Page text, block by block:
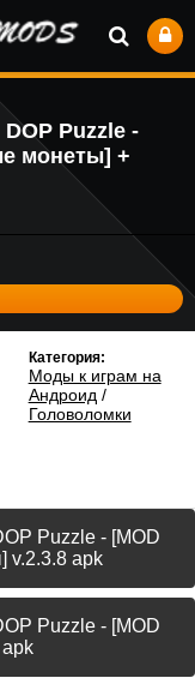
Puzzle -
монеты] +
Категория:
Моды к играм на
Андроид /
Головоломки
Puzzle - [MOD
v.2.3.8 apk
Puzzle - [MOD